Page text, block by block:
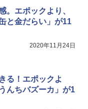
。エポックより、
と金だらい」が11
2020年11月24日
る！エポックよ
んちバズーカ」が1